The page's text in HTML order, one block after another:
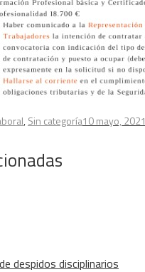
,Sin categoría10 mayo, 2021
despidos disciplinarios